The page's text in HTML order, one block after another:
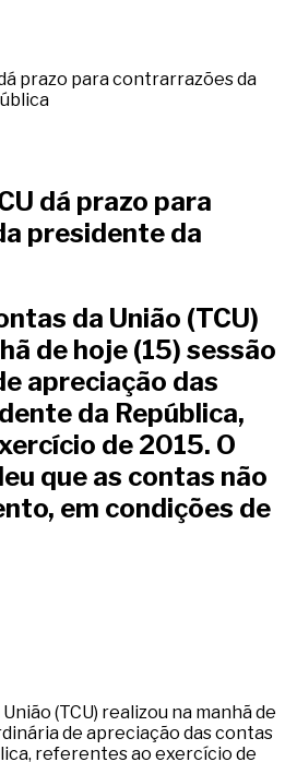
prazo para contrarrazões da
dá prazo para
presidente da
da União (TCU)
de hoje (15) sessão
apreciação das
da República,
de 2015. O
que as contas não
em condições de
(TCU) realizou na manhã de
de apreciação das contas
referentes ao exercício de